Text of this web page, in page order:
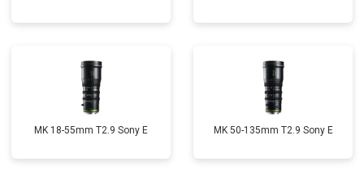
MK 18-55mm T2.9 Sony E MK 50-135mm T2.9 Sony E